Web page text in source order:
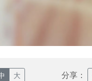
大 分享：